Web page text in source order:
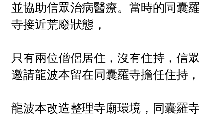
並協助信眾治病醫療。當時的同囊羅
寺接近荒廢狀態，
只有兩位僧侶居住，沒有住持，信眾
邀請龍波本留在同囊羅寺擔任住持，
龍波本改造整理寺廟環境，同囊羅寺